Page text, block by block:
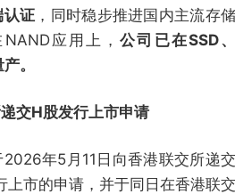
认证 ，同时稳步推进国内主流存储
应用上，公司已在SSD、
。
交H股发行上市申请
年5月11日向香港联交所递交
市的申请，并于同日在香港联交